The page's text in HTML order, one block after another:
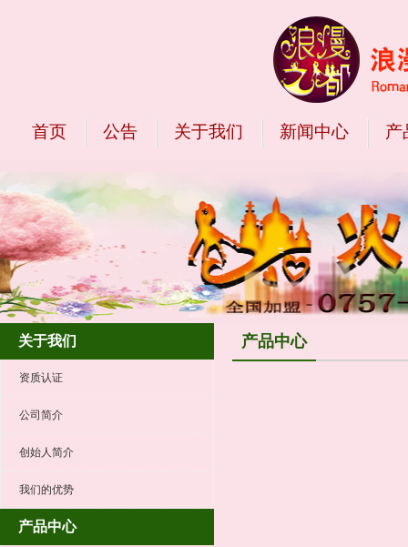
首页 公告 关于我们 新闻中心 产
关于我们
资质认证
公司简介
创始人简介
我们的优势
产品中心
产品中心